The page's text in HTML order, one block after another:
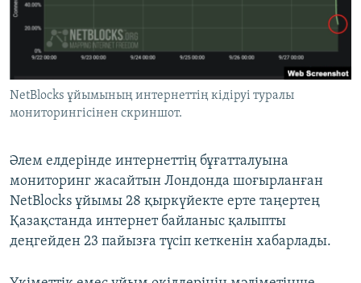
ЖАЗЫЛЫҢЫЗ
Басқа тілдерде
NetBlocks ұйымының интернеттің кідіруі туралы
мониторингісінен скриншот.
Әлем елдерінде интернеттің бұғатталуына
мониторинг жасайтын Лондонда шоғырланған
NetBlocks ұйымы 28 қыркүйекте ерте таңертең
Қазақстанда интернет байланыс қалыпты
деңгейден 23 пайызға түсіп кеткенін хабарлады.